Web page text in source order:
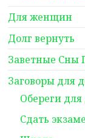
Для женщин
Долг вернуть
Заветные Сны
Заговоры для
Обереги для
Сдать